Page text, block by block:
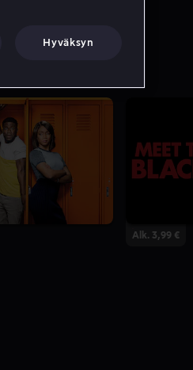
Alk. 3,99 €
Hyväksyn